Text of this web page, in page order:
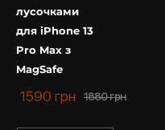
лусочками
для iPhone 13
Pro Max з
MagSafe
1880грн
1590 грн